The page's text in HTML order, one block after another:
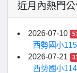
近月內熱門
2026-07-10
西勢國小
2026-07-21
西勢國小